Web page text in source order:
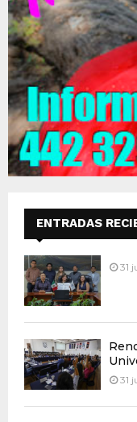
ENTRADAS
31
31